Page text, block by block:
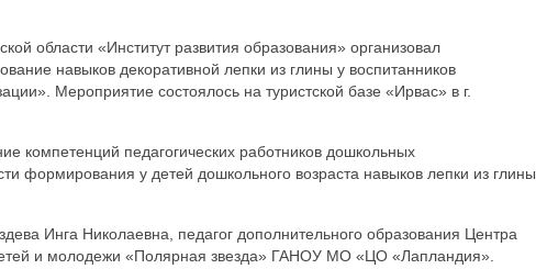
области «Институт развития образования» организовал
навыков декоративной лепки из глины у воспитанников
Мероприятие состоялось на туристской базе «Ирвас» в г.
компетенций педагогических работников дошкольных
формирования у детей дошкольного возраста навыков лепки из глины
Инга Николаевна, педагог дополнительного образования Центра
и молодежи «Полярная звезда» ГАНОУ МО «ЦО «Лапландия».